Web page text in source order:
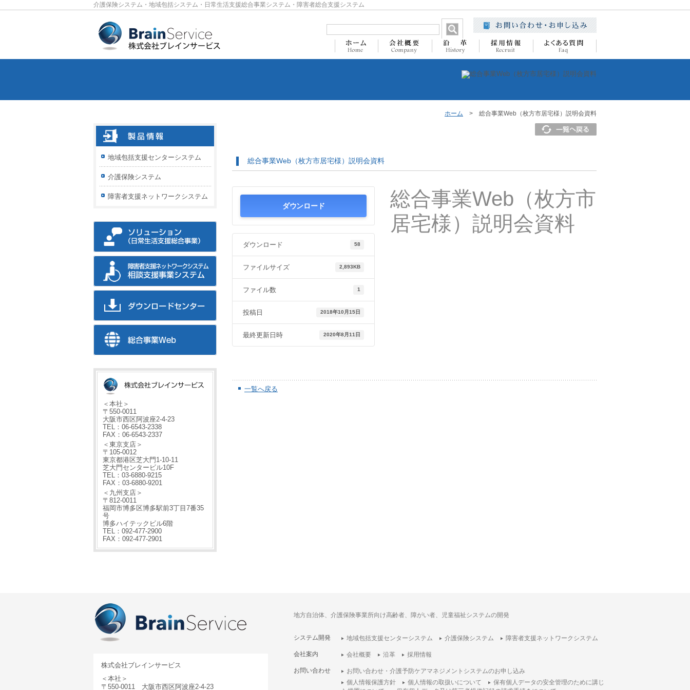
介護保険システム・地域包括システム・日常生活支援総合事業システム・障害者総合支援システム
ホーム > 総合事業Web（枚方市居宅様）説明会資料
総合事業Web（枚方市居宅様）説明会資料
ダウンロード
ダウンロード 58
ファイルサイズ 2,893KB
ファイル数 1
投稿日 2018年10月15日
最終更新日時 2020年8月11日
総合事業Web（枚方市
居宅様）説明会資料
一覧へ戻る
地域包括支援センターシステム
介護保険システム
障害者支援ネットワークシステム
＜本社＞
〒550-0011
大阪市西区阿波座2-4-23
TEL：06-6543-2338
FAX：06-6543-2337
＜東京支店＞
〒105-0012
東京都港区芝大門1-10-11
芝大門センタービル10F
TEL：03-6880-9215
FAX：03-6880-9201
＜九州支店＞
〒812-0011
福岡市博多区博多駅前3丁目7番35
号
博多ハイテックビル6階
TEL：092-477-2900
FAX：092-477-2901
株式会社ブレインサービス
＜本社＞
〒550-0011 大阪市西区阿波座2-4-23
地方自治体、介護保険事業所向け高齢者、障がい者、児童福祉システムの開発
システム開発 地域包括支援センターシステム 介護保険システム 障害者支援ネットワークシステム
会社案内 会社概要 沿革 採用情報
お問い合わせ
お問い合わせ・介護予防ケアマネジメントシステムのお申し込み
個人情報保護方針
個人情報の取扱いについて
保有個人データの安全管理のために講じ